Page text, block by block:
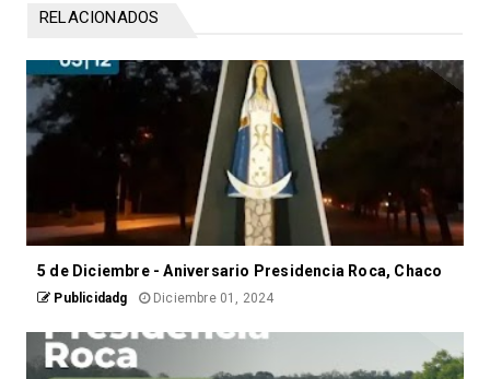
RELACIONADOS
5 de Diciembre - Aniversario Presidencia Roca, Chaco
Publicidadg Diciembre 01, 2024